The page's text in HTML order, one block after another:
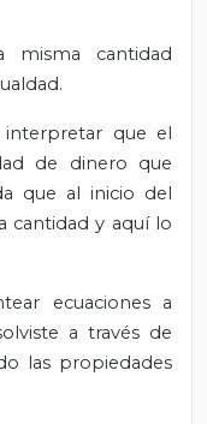
misma cantidad
interpretar que el
de dinero que
que al inicio del
cantidad y aquí lo
ecuaciones a
a través de
las propiedades